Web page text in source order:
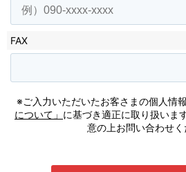
FAX
※ご入力いただいたお客さまの個人情報
について」 に基づき適正に取り扱いま
意の上お問い合わせく